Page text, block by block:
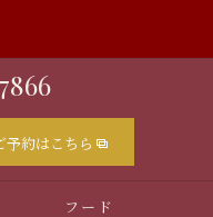
予約はこちら
フード